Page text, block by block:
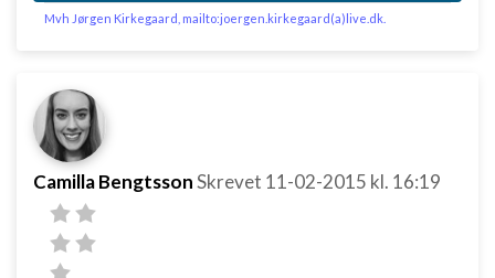
Mvh Jørgen Kirkegaard, mailto:joergen.kirkegaard(a)live.dk.
Camilla BengtssonSkrevet 11-02-2015 kl. 16:19